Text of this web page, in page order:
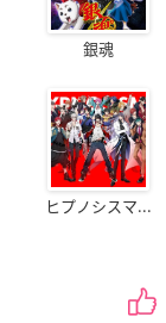
銀魂
ヒプノシスマ...